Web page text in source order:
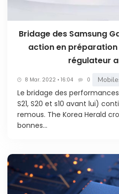
Bridage des Samsung
action en
régulateur
8 Mar. 2022 • 16:04 0
Le bridage des
S21, S20 et s10 avant lui)
remous. The Korea Herald
bonnes...